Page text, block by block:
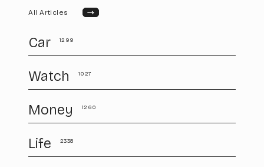
All Articles →
Car 1299
Watch 1027
Money 1260
Life 2338